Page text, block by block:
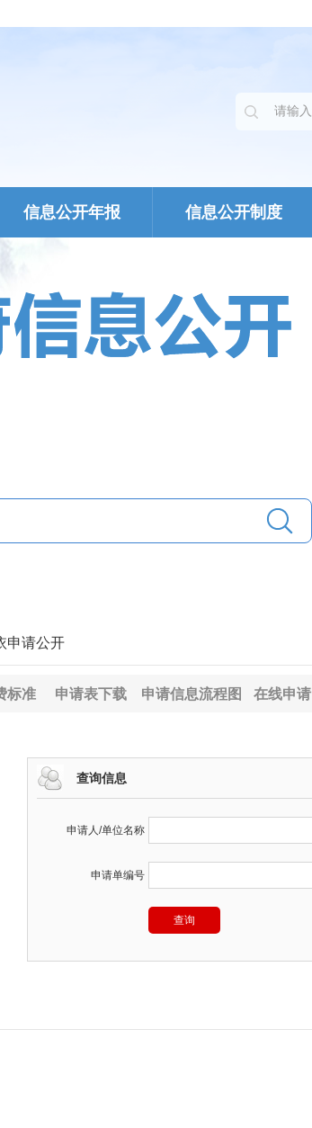
信息公开年报 信息公开制度
申请公开
标准 申请表下载 申请信息流程图 在线申请
查询信息
申请人/单位名称
申请单编号